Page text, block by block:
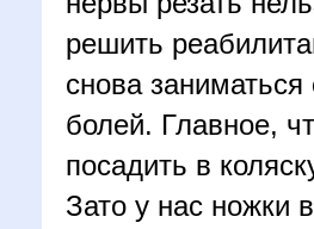
решить
снова
болей. Главное,
посадить в
Зато у нас ножки